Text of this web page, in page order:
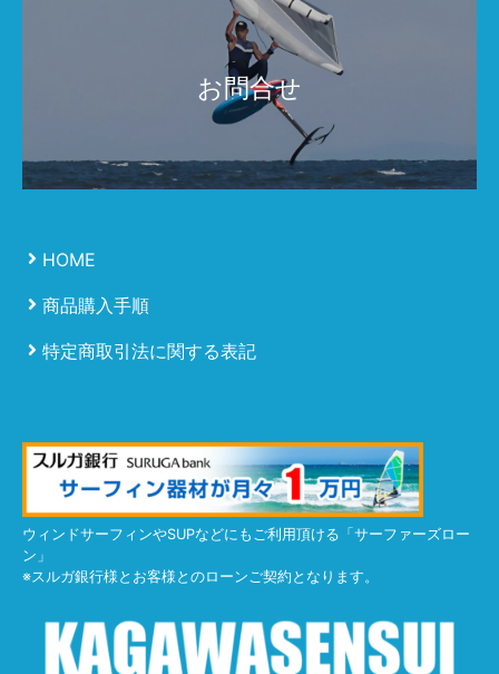
お問合せ
HOME
商品購入手順
特定商取引法に関する表記
ウィンドサーフィンやSUPなどにもご利用頂ける「サーファーズロー
ン」
※スルガ銀行様とお客様とのローンご契約となります。